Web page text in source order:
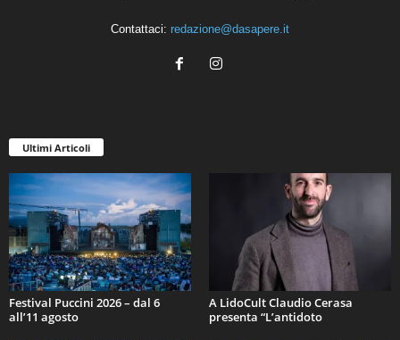
Contattaci: redazione@dasapere.it
Ultimi Articoli
Festival Puccini 2026 – dal 6
all’11 agosto
A LidoCult Claudio Cerasa
presenta “L’antidoto